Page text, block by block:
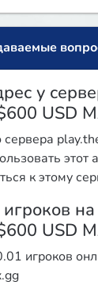
у
USD
сервера
этот
к этому
USD
игроков